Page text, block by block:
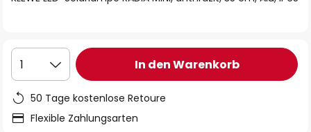
1 In den Warenkorb
50 Tage kostenlose Retoure
Flexible Zahlungsarten